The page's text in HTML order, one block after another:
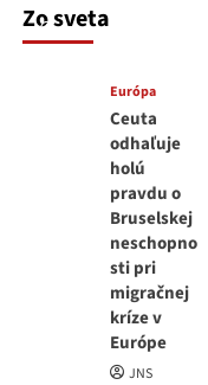
Zo sveta
6. augusta 2026
Európa
Ceuta
odhaľuje
holú
pravdu o
Bruselskej
neschopno
sti pri
migračnej
kríze v
Európe
JNS